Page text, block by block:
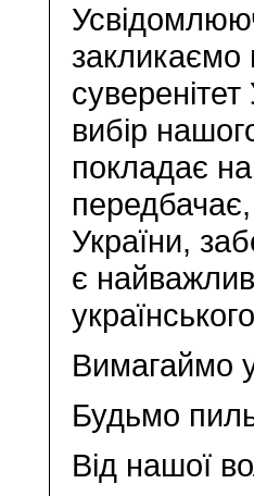
закликаємо
вибір
покладає на
передбачає,
України,
є
Вимагаймо
Будьмо
Від нашої